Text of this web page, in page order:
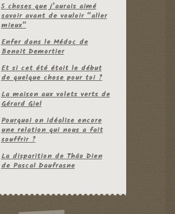
5 choses que j’aurais aimé
savoir avant de vouloir “aller
mieux”
Enfer dans le Médoc de
Benoit Demortier
Et si cet été était le début
de quelque chose pour toi ?
La maison aux volets verts de
Gérard Giel
Pourquoi on idéalise encore
une relation qui nous a fait
souffrir ?
La disparition de Thâo Dien
de Pascal Daufrasne